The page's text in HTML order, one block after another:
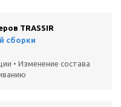
TRASSIR
сборки
• Изменение состава